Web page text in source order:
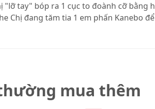
tay" bóp ra 1 cục to đoành cỡ bằng
Chị đang tăm tia 1 em phấn Kanebo
mua thêm